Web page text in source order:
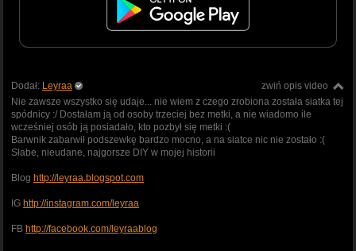
zwiń opis video
Dodał: Leyraa
Nie zawsze wszystko się udaje... nie wiem z czego zrobiona została siatka tej
spódnicy :/ Dostałam ją od osoby trzeciej bez metki, a nie wiadomo ile
wcześniej osób ją posiadało, kto pozbył się metki :(
Barwnik zabarwił podszewkę bardzo mocno, a na siatce nic nie zostało :(
Słabe, nieudane, najgorsze DIY w mojej historii
Blog http://leyraa.blogspot.com
IG http://instagram.com/leyraa
FB http://facebook.com/leyraablog